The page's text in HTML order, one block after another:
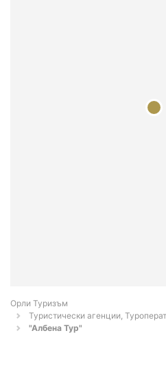
Орли Туризъм
Туристически агенции,
"Албена Тур"